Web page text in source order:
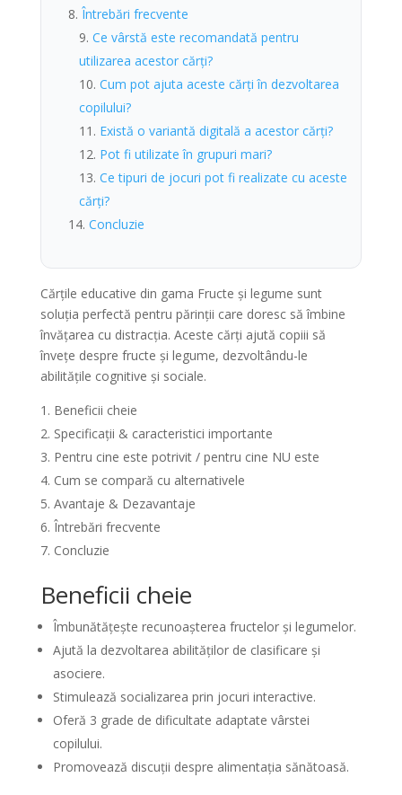
Întrebări frecvente
Ce vârstă este recomandată pentru
utilizarea acestor cărți?
Cum pot ajuta aceste cărți în dezvoltarea
copilului?
Există o variantă digitală a acestor cărți?
Pot fi utilizate în grupuri mari?
Ce tipuri de jocuri pot fi realizate cu aceste
cărți?
Concluzie
Cărțile educative din gama Fructe şi legume sunt
soluția perfectă pentru părinții care doresc să îmbine
învățarea cu distracția. Aceste cărți ajută copiii să
învețe despre fructe și legume, dezvoltându-le
abilitățile cognitive și sociale.
Beneficii cheie
Specificații & caracteristici importante
Pentru cine este potrivit / pentru cine NU este
Cum se compară cu alternativele
Avantaje & Dezavantaje
Întrebări frecvente
Concluzie
Beneficii cheie
Îmbunătățește recunoașterea fructelor și legumelor.
Ajută la dezvoltarea abilităților de clasificare și
asociere.
Stimulează socializarea prin jocuri interactive.
Oferă 3 grade de dificultate adaptate vârstei
copilului.
Promovează discuții despre alimentația sănătoasă.